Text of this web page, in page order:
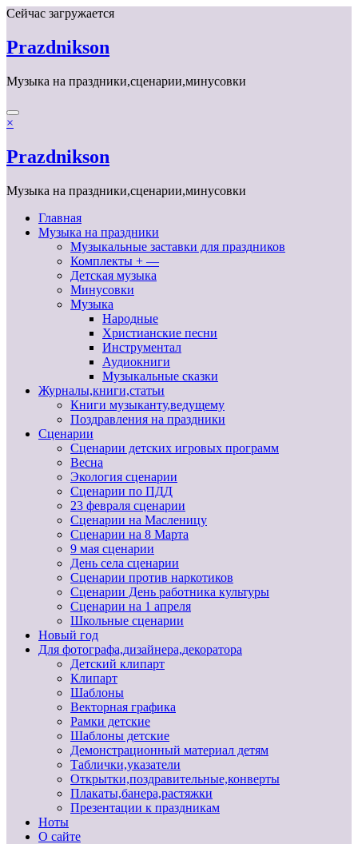
Перейти
содержимому
Сейчас загружается
Prazdnikson
Музыка на праздники,сценарии,минусовки
×
Prazdnikson
Музыка на праздники,сценарии,минусовки
Главная
Музыка на праздники
Музыкальные заставки для праздников
Комплекты + —
Детская музыка
Минусовки
Музыка
Народные
Христианские песни
Инструментал
Аудиокниги
Музыкальные сказки
Журналы,книги,статьи
Книги музыканту,ведущему
Поздравления на праздники
Сценарии
Сценарии детских игровых программ
Весна
Экология сценарии
Сценарии по ПДД
23 февраля сценарии
Сценарии на Масленицу
Сценарии на 8 Марта
9 мая сценарии
День села сценарии
Сценарии против наркотиков
Сценарии День работника культуры
Сценарии на 1 апреля
Школьные сценарии
Новый год
Для фотографа,дизайнера,декоратора
Детский клипарт
Клипарт
Шаблоны
Векторная графика
Рамки детские
Шаблоны детские
Демонстрационный материал детям
Таблички,указатели
Открытки,поздравительные,конверты
Плакаты,банера,растяжки
Презентации к праздникам
Ноты
О сайте